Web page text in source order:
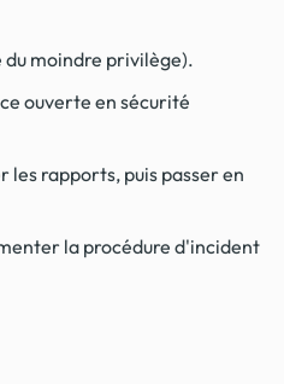
du moindre privilège).
ouverte en sécurité
les rapports, puis passer en
la procédure d'incident